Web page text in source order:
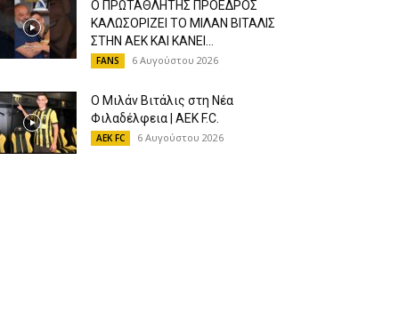
Ο ΠΡΩΤΑΘΛΗΤΗΣ ΠΡΟΕΔΡΟΣ
ΚΑΛΩΣΟΡΙΖΕΙ ΤΟ ΜΙΛΑΝ ΒΙΤΑΛΙΣ
ΣΤΗΝ ΑΕΚ ΚΑΙ ΚΑΝΕΙ...
FANS 6 Αυγούστου 2026
Ο Μιλάν Βιτάλις στη Νέα
Φιλαδέλφεια | AEK F.C.
AEK FC 6 Αυγούστου 2026